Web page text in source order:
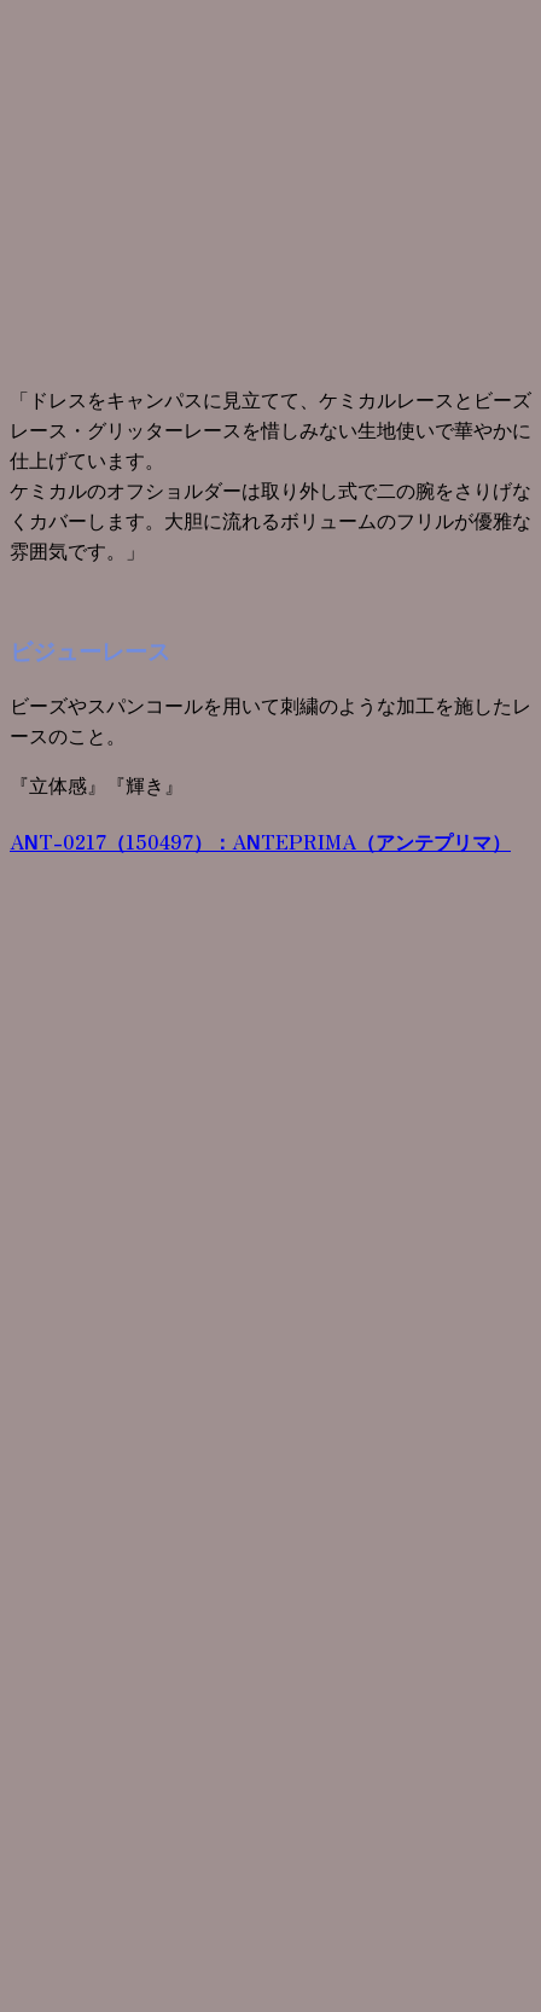
「ドレスをキャンパスに見立てて、ケミカルレースとビーズ
レース・グリッターレースを惜しみない生地使いで華やかに
仕上げています。
ケミカルのオフショルダーは取り外し式で二の腕をさりげな
くカバーします。大胆に流れるボリュームのフリルが優雅な
雰囲気です。」
ビジューレース
ビーズやスパンコールを用いて刺繍のような加工を施したレ
ースのこと。
『立体感』『輝き』
ANT-0217（150497） ： ANTEPRIMA（アンテプリマ）